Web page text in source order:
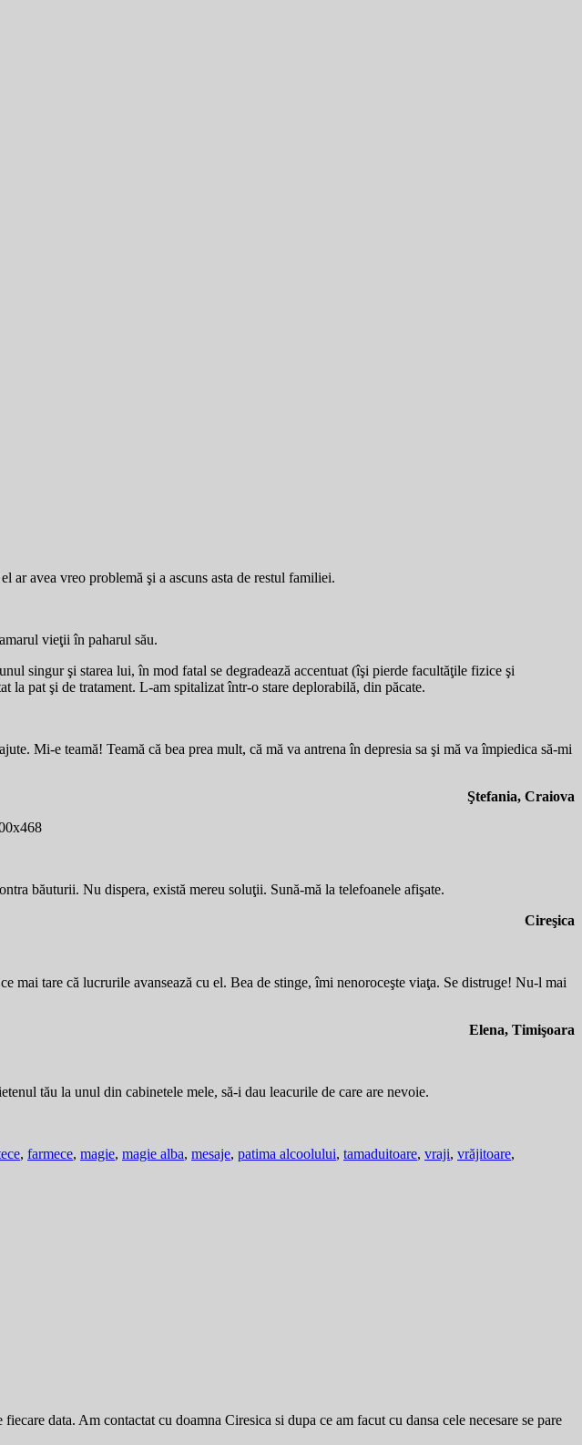
ar avea vreo problemă şi a ascuns asta de restul familiei.
vieţii în paharul său.
singur şi starea lui, în mod fatal se degradează accentuat (îşi pierde facultăţile fizice şi
la pat şi de tratament. L-am spitalizat într-o stare deplorabilă, din păcate.
Mi-e teamă! Teamă că bea prea mult, că mă va antrena în depresia sa şi mă va împiedica să-mi
Ştefania, Craiova
băuturii. Nu dispera, există mereu soluţii. Sună-mă la telefoanele afişate.
Cireşica
tare că lucrurile avansează cu el. Bea de stinge, îmi nenoroceşte viaţa. Se distruge! Nu-l mai
Elena, Timişoara
tău la unul din cabinetele mele, să-i dau leacurile de care are nevoie.
, farmece, magie, magie alba, mesaje, patima alcoolului, tamaduitoare, vraji, vrăjitoare,
data. Am contactat cu doamna Ciresica si dupa ce am facut cu dansa cele necesare se pare